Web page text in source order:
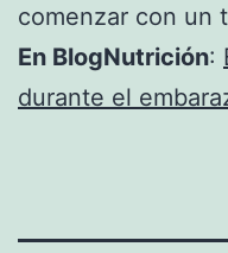
comenzar con un
En BlogNutrición:
durante el